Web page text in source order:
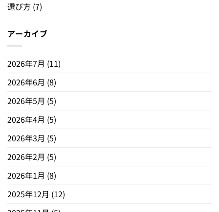
選び方 (7)
アーカイブ
2026年7月 (11)
2026年6月 (8)
2026年5月 (5)
2026年4月 (5)
2026年3月 (5)
2026年2月 (5)
2026年1月 (8)
2025年12月 (12)